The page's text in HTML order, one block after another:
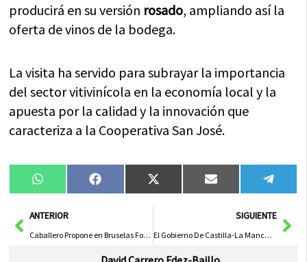
producirá en su versión rosado, ampliando así la
oferta de vinos de la bodega.
La visita ha servido para subrayar la importancia
del sector vitivinícola en la economía local y la
apuesta por la calidad y la innovación que
caracteriza a la Cooperativa San José.
Compartir
en
WhatsAppCompartir
en
FacebookCompartir
en
X
(Twitter)
Compartir
en
Email
en
AntANTERIOR
Caballero Propone en Bruselas Fondos para Ayuntamientos Contra la Despoblación y Potenciar Energía en CLM
SIGUIENTE
El Gobierno De Castilla-La Mancha Invierte Cerca De 600.000 Euros En Empleo Y Apoyo A Autónomos Y Pymes De Almadén